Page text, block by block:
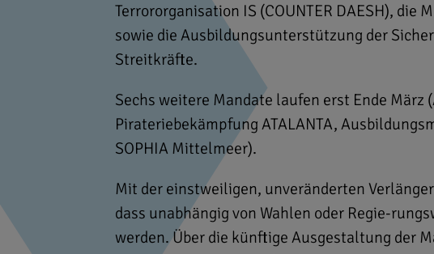
Terrororganisation IS (COUNTER DAESH),
sowie die Ausbildungsunterstützung der
Streitkräfte.
Sechs weitere Mandate laufen erst Ende
Pirateriebekämpfung ATALANTA,
SOPHIA Mittelmeer).
Mit der einstweiligen, unveränderten
dass unabhängig von Wahlen oder Regie-
werden. Über die künftige Ausgestaltung der